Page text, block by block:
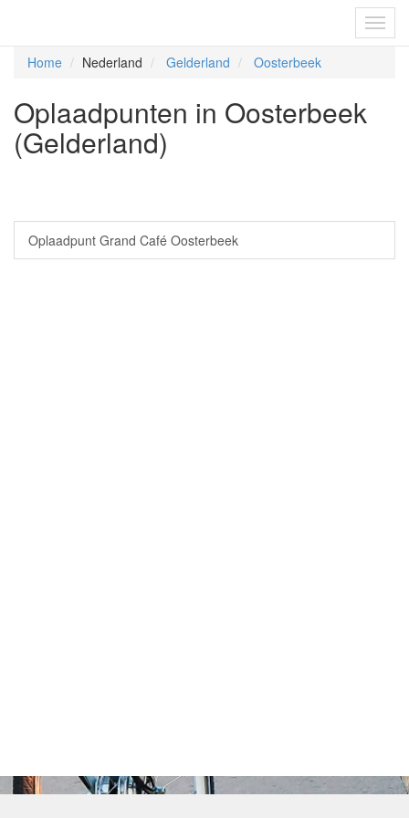
Home Nederland Gelderland Oosterbeek
Oplaadpunten in Oosterbeek
(Gelderland)
Oplaadpunt Grand Café Oosterbeek